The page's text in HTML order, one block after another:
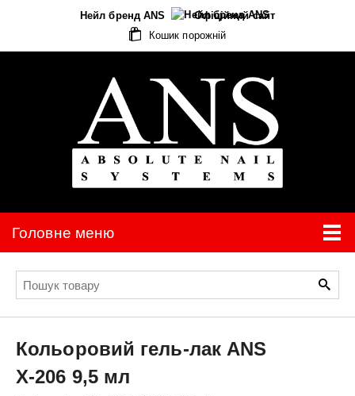
Нейл бренд ANS
Офіційний сайт
Кошик порожній
Головне меню
Кольоровий гель-лак ANS
X-206 9,5 мл